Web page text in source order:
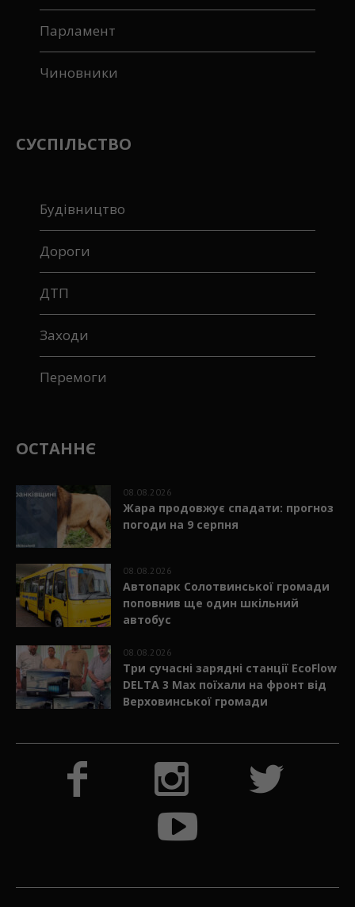
Парламент
Чиновники
СУСПІЛЬСТВО
Будівництво
Дороги
ДТП
Заходи
Перемоги
ОСТАННЄ
08.08.2026
Жара продовжує спадати: прогноз
погоди на 9 серпня
08.08.2026
Автопарк Солотвинської громади
поповнив ще один шкільний
автобус
08.08.2026
Три сучасні зарядні станції EcoFlow
DELTA 3 Max поїхали на фронт від
Верховинської громади